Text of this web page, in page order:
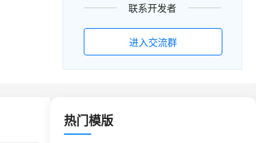
联系开发者
进入交流群
热门模版